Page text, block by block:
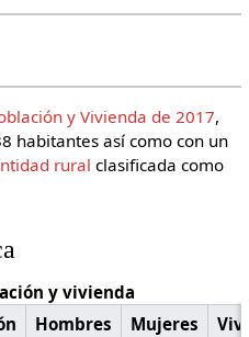
y Vivienda de 2017,
habitantes así como con un
rural clasificada como
y vivienda
Hombres Mujeres